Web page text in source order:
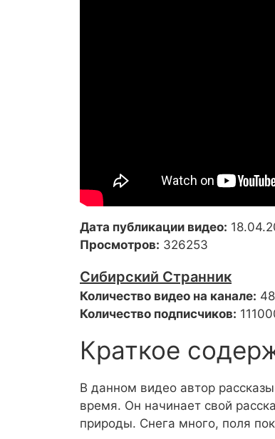
Дата публикации видео:
Просмотров: 326253
Сибирский Странник
Количество видео на канале:
Количество подписчиков:
Краткое
В данном видео автор
время. Он начинает свой
природы. Снега много, поля